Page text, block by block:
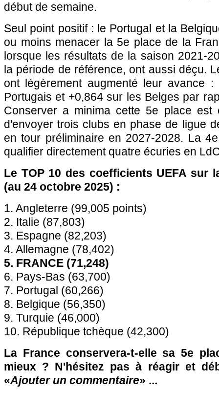
début de semaine.
Seul point positif : le Portugal et la
ou moins menacer la 5e place de la
lorsque les résultats de la saison 2021-
la période de référence, ont aussi déçu.
ont légèrement augmenté leur avance
Portugais et +0,864 sur les Belges par
Conserver a minima cette 5e place est
d'envoyer trois clubs en phase de ligue
en tour préliminaire en 2027-2028. La
qualifier directement quatre écuries en
Le TOP 10 des coefficients UEFA sur
(au 24 octobre 2025) :
1. Angleterre (99,005 points)
2. Italie (87,803)
3. Espagne (82,203)
4. Allemagne (78,402)
5. FRANCE (71,248)
6. Pays-Bas (63,700)
7. Portugal (60,266)
8. Belgique (56,350)
9. Turquie (46,000)
10. République tchèque (42,300)
La France conservera-t-elle sa 5e
mieux ? N'hésitez pas à réagir et
«Ajouter un commentaire» ...